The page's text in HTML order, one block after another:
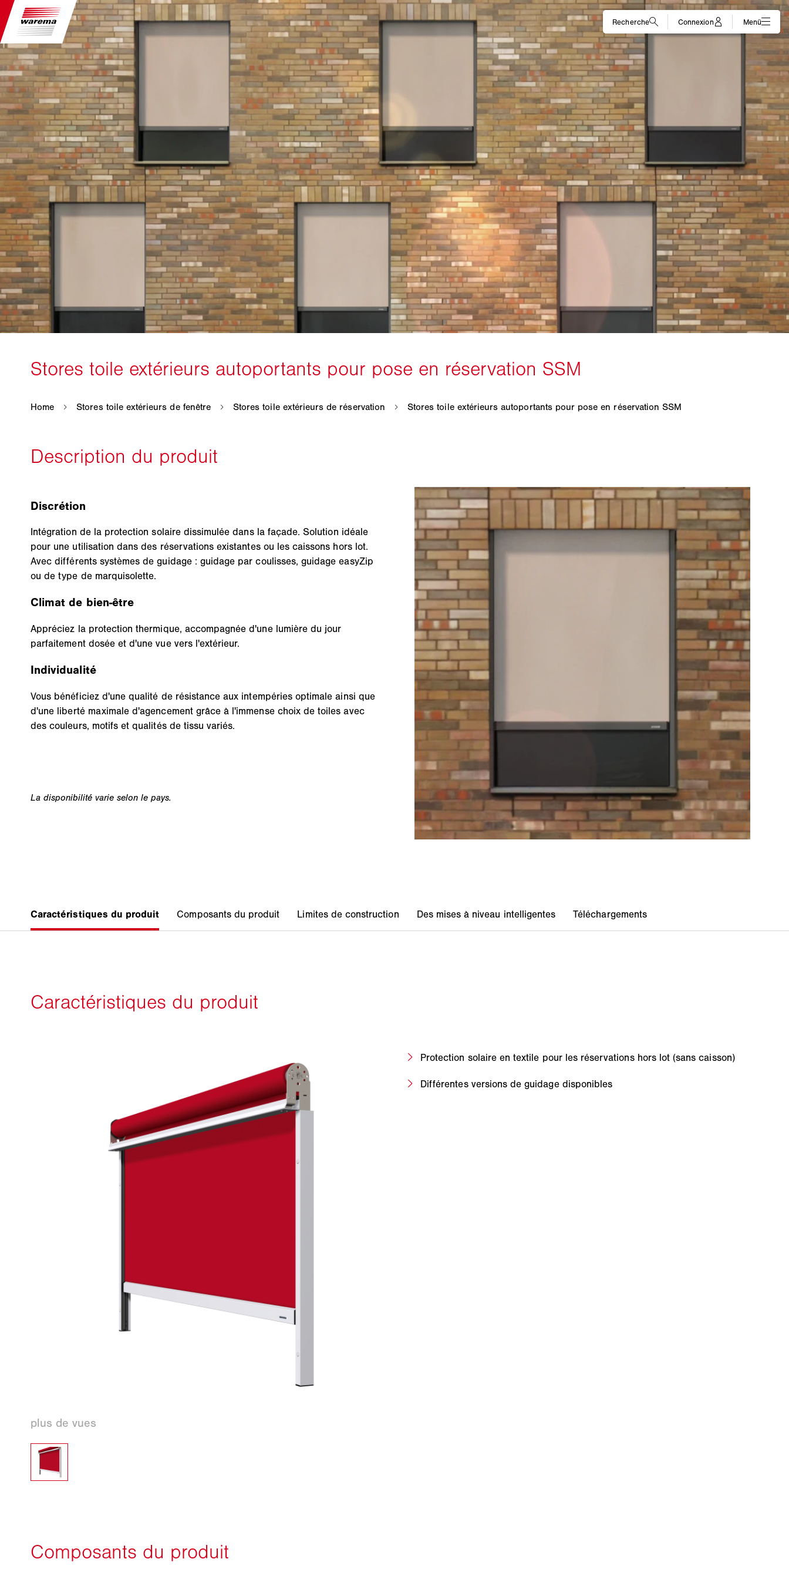
Discrétion
Intégration de la protection solaire dissimulée dans la façade. Solution idéale
pour une utilisation dans des réservations existantes ou les caissons hors lot.
Avec différents systèmes de guidage : guidage par coulisses, guidage easyZip
ou de type de marquisolette.
Climat de bien-être
Appréciez la protection thermique, accompagnée d'une lumière du jour
parfaitement dosée et d'une vue vers l'extérieur.
Individualité
Vous bénéficiez d'une qualité de résistance aux intempéries optimale ainsi que
d'une liberté maximale d'agencement grâce à l'immense choix de toiles avec
des couleurs, motifs et qualités de tissu variés.
Protection solaire en textile pour les réservations hors lot (sans caisson)
Différentes versions de guidage disponibles